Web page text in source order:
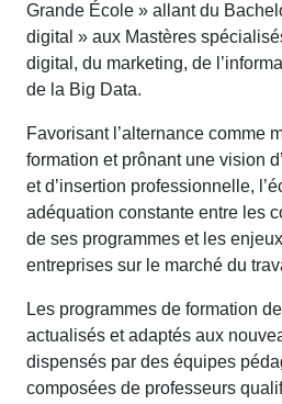
Grande École » allant du
digital » aux Mastères
digital, du marketing, de
de la Big Data.
Favorisant l’alternance comme
formation et prônant une vision
et d’insertion professionnelle,
adéquation constante entre les
de ses programmes et les
entreprises sur le marché du
Les programmes de formation
actualisés et adaptés aux
dispensés par des équipes
composées de professeurs